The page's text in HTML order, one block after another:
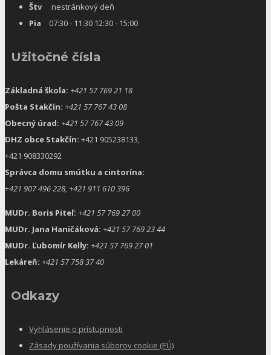
Štvnestránkový deň
Pia 07:30 - 11:30 12:30 - 15:00
Užitočné čísla
Základná škola: +421 57 769 21 18
Pošta Stakčín: +421 57 767 43 08
Obecný úrad: +421 57 767 43 09
DHZ obce Stakčín: +421 905238133,
+421 908330292
Správca domu smútku a cintorína:
+421 907 496 228, +421 911 610 396
MUDr. Boris Piteľ: +421 57 769 27 00
MUDr. Jana Haničáková: +421 57 769 23 44
MUDr. Ľubomír Kelly: +421 57 769 27 01
Lekáreň: +421 57 758 37 40
Odkazy
Vyhlásenie o prístupnosti
Zásady používania súborov cookie (EÚ)